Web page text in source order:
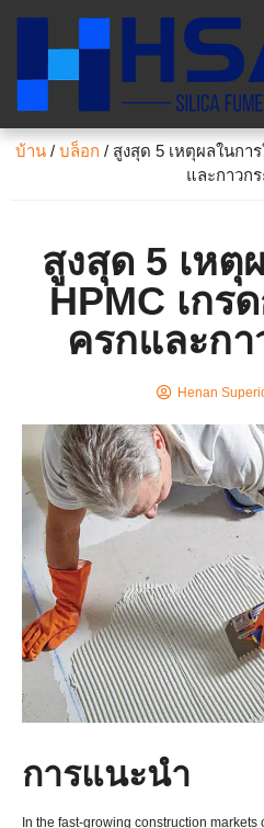
บ้าน/ บล็อก / สูงสุด 5 เหตุผลในกา
และกาวกร
สูงสุด 5 เหตุ
HPMC เกร
ครกและกา
Henan
การแนะนำ
In the fast-growing construction markets